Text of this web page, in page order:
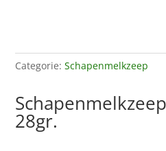
Categorie:Schapenmelkzeep
28gr.